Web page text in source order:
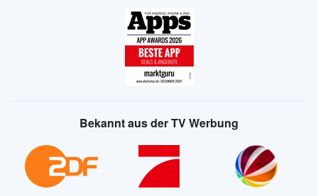
Bekannt aus der TV Werbung